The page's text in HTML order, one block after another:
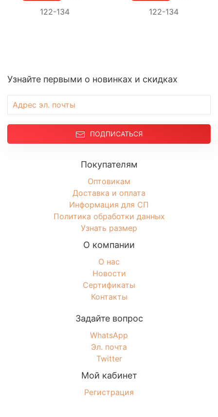
122-134
122-134
Узнайте первыми о новинках и скидках
ПОДПИСАТЬСЯ
Покупателям
Оптовикам
Доставка и оплата
Информация для СП
Политика обработки данных
Узнать размер
О компании
О нас
Новости
Сертификаты
Контакты
Задайте вопрос
WhatsApp
Эл. почта
Twitter
Мой кабинет
Регистрация